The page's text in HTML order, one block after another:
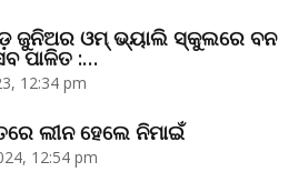
ଜୁନିଅର ଓମ୍‌ ଭ୍ୟାଲି ସ୍କୁଲରେ ବନ
ପାଳିତ :…
12:34 pm
ଲୀନ ହେଲେ ନିମାଇଁ
12:54 pm